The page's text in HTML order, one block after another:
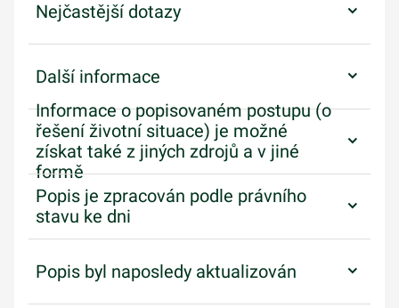
Nejčastější dotazy
Další informace
Informace o popisovaném postupu (o
řešení životní situace) je možné
získat také z jiných zdrojů a v jiné
formě
Popis je zpracován podle právního
stavu ke dni
Popis byl naposledy aktualizován